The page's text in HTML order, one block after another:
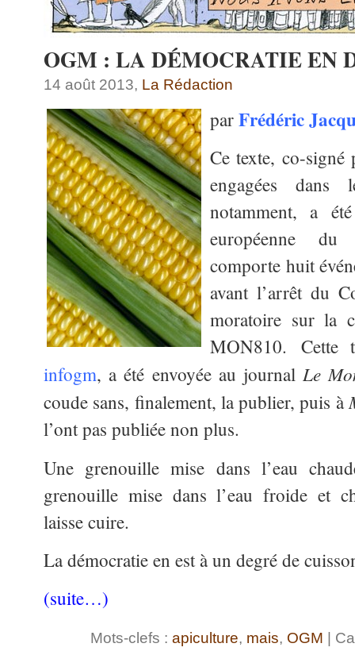
OGM : LA DÉMOCRATIE EN
14 août 2013, La Rédaction
parFrédéric Ja
Ce texte, co-
engagées
notamment, a
européenne
comporte huit
avant l’arrêt du
moratoire sur la
MON810. Cette
infogm, a été envoyée au journal Le
coude sans, finalement, la publier, puis à
l’ont pas publiée non plus.
Une grenouille mise dans l’eau
grenouille mise dans l’eau froide et
laisse cuire.
La démocratie en est à un degré de
(suite…)
Mots-clefs : apiculture, mais, OGM |